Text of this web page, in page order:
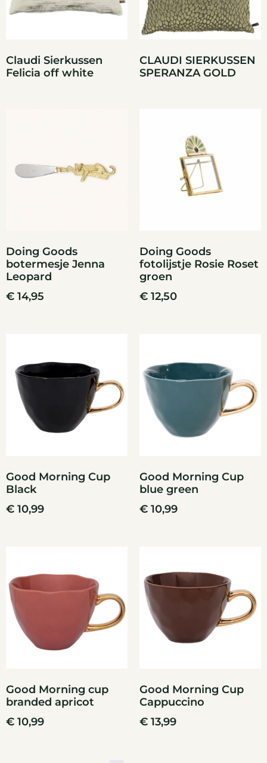
Claudi Sierkussen
Felicia off white
CLAUDI SIERKUSSEN
SPERANZA GOLD
Doing Goods
botermesje Jenna
Leopard
€ 14,95
Doing Goods
fotolijstje Rosie Roset
groen
€ 12,50
Good Morning Cup
Black
€ 10,99
Good Morning Cup
blue green
€ 10,99
Good Morning cup
branded apricot
€ 10,99
Good Morning Cup
Cappuccino
€ 13,99